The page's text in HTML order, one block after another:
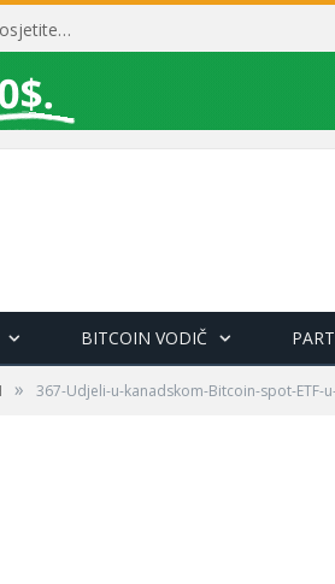
Toni Milun postao “milijarder”! Vrhunska predavanja i 1700 posjetitelja obilježili su mjesec financijske pismenosti
BITCOIN VODIČ
» 367-Udjeli-u-kanadskom-Bitcoin-spot-ETF-